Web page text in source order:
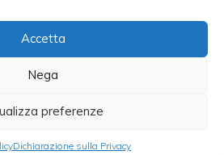
Accetta
Nega
preferenze
Dichiarazione sulla Privacy
di mais e irrorare con
a 200° gradi per circa
saranno cotte, mettere il